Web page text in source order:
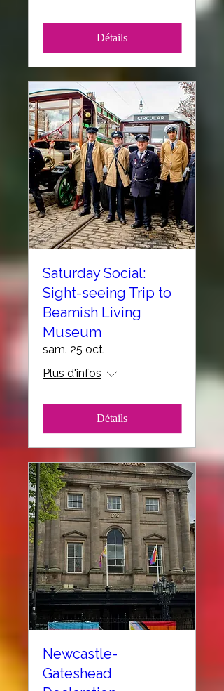
Détails
Saturday Social:
Sight-seeing Trip to
Beamish Living
Museum
sam. 25 oct.
Plus d'infos
Détails
Newcastle-
Gateshead